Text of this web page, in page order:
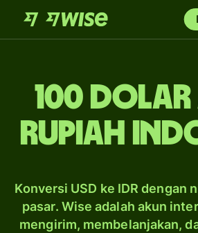
100 dolar
rupiah
Konversi USD ke IDR dengan
pasar. Wise adalah akun
mengirim, membelanjakan,